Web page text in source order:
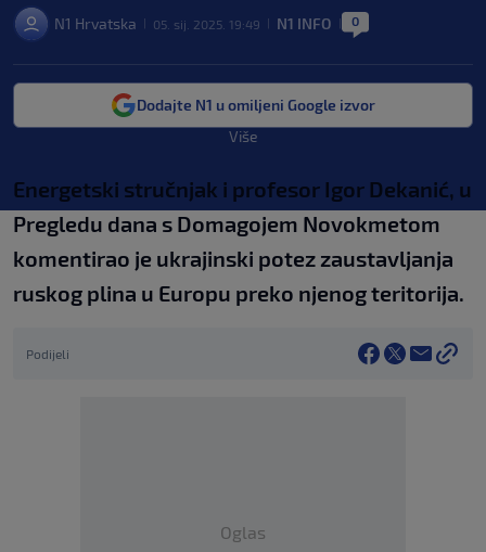
N1 Hrvatska 05. sij. 2025. 19:49 N1 INFO 0
Dodajte N1 u omiljeni Google izvor
Više
Energetski stručnjak i profesor Igor Dekanić, u
Pregledu dana s Domagojem Novokmetom
komentirao je ukrajinski potez zaustavljanja
ruskog plina u Europu preko njenog teritorija.
Podijeli
Oglas